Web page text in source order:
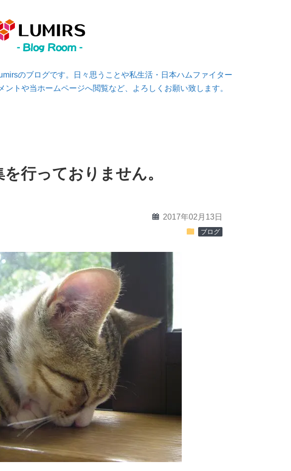
のブログです。日々思うことや私生活・日本ハムファイター
トや当ホームページへ閲覧など、よろしくお願い致します。
行っておりません。
calendar 2017年02月13日
folder ブログ